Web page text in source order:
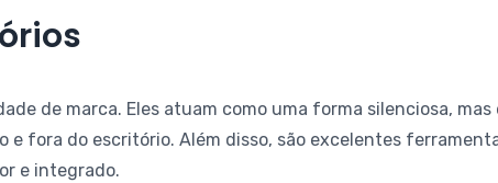
de marca. Eles atuam como uma forma silenciosa, mas
fora do escritório. Além disso, são excelentes
e integrado.